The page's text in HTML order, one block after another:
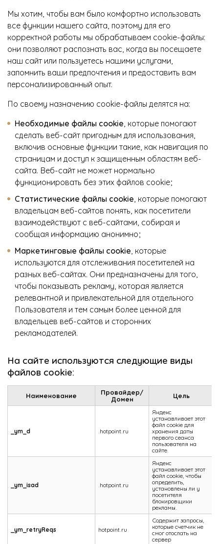
Мы хотим, чтобы вам было комфортно использовать
все функции нашего сайта, поэтому для его
корректной работы мы обрабатываем cookie-файлы:
они позволяют распознать вас, когда вы посещаете
наш сайт или пользуетесь нашими услугами,
запомнить ваши предпочтения и предоставить вам
персонализированный опыт.
По своему назначению cookie-файлы делятся на:
Необходимые файлы cookie, которые помогают
сделать веб-сайт пригодным для использования,
включив основные функции такие, как навигация по
страницам и доступ к защищенным областям веб-
сайта. Веб-сайт не может нормально
функционировать без этих файлов cookie;
Статистические файлы cookie, которые помогают
владельцам веб-сайтов понять, как посетители
взаимодействуют с веб-сайтами, собирая и
сообщая информацию анонимно;
Маркетинговые файлы cookie, которые
используются для отслеживания посетителей на
разных веб-сайтах. Они предназначены для того,
чтобы показывать рекламу, которая является
релевантной и привлекательной для отдельного
Пользователя и тем самым более ценной для
владельцев веб-сайтов и сторонних
рекламодателей.
На сайте используются следующие виды
файлов cookie:
Наименование Провайдер/
Домен Цель
_ym_d .hotpoint.ru
Яндекс
устанавливает этот
файл cookie для
хранения даты
первого сеанса
пользователя на
сайте.
_ym_isad .hotpoint.ru
Яндекс
устанавливает этот
файл cookie, чтобы
определить,
установлены ли у
посетителя
блокировщики
рекламы.
_ym_retryReqs hotpoint.ru
Содержит запросы,
которые счетчик не
смог отослать на
сервер